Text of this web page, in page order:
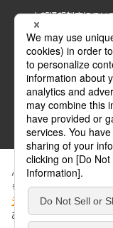
内部通報制度につい
ABJマークは、この電子書店
得た正規版配信サービスで
ぶんか社が運営するサ
を使用しています。 当
シー
」をご覧ください。
ありません。